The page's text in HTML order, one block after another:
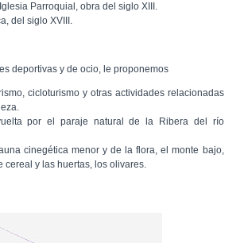
Parroquial, obra del siglo XIII.
del siglo XVIII.
deportivas y de ocio, le proponemos
cicloturismo y otras actividades relacionadas
por el paraje natural de la Ribera del río
cinegética menor y de la flora, el monte bajo,
cereal y las huertas, los olivares.